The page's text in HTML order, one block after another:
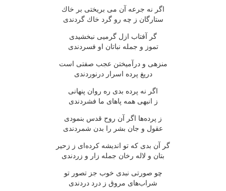
اگر نه جرعه آن می بریختی بر خاك
ستارگان ز چه رو گرد خاك گردندی
گر آفتاب ازل گرمیی نبخشیدی
تموز و جمله نباتان او فسردندی
منزهی و درآمیختن عجب صفتی است
دریغ پرده اسرار درنوردندی
اگر نه پرده بدی ره روان پنهانی
ز انبهی همه پاهای ما فشردندی
ز پرده‌ها اگر آن روح قدس بنمودی
عقول و جان بشر را بدن شمردندی
گر آن بدی كه تو اندیشه كرده‌ای ز زحیر
بتان و لاله رخان جمله زار و زردندی
چو صورتی نبدی خوب جز تصور تو
شراب‌های مروق ز درد دردندی